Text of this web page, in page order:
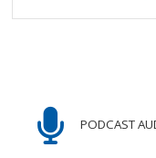
PODCAST